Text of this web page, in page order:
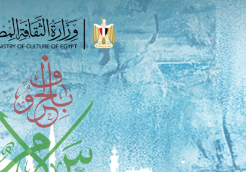
Skip to main content